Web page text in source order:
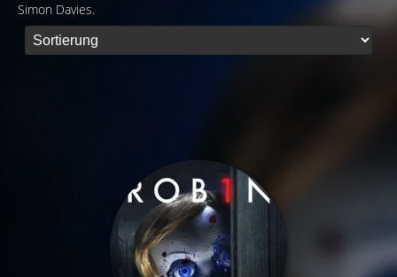
Simon Davies.